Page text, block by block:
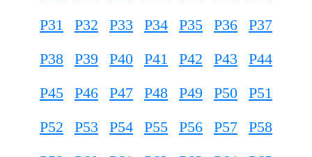
P31
P32 P33 P34 P35 P36
P37
P38
P39 P40 P41 P42 P43
P44
P45
P46 P47 P48 P49 P50
P51
P52
P53 P54 P55 P56 P57
P58